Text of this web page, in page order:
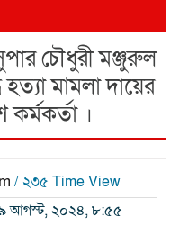
চৌধুরী মঞ্জুরুল
মামলা দায়ের
।
/ ২৩৫ Time View
আগস্ট, ২০২৪, ৮:৫৫